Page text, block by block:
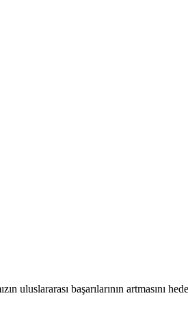
uluslararası başarılarının artmasını